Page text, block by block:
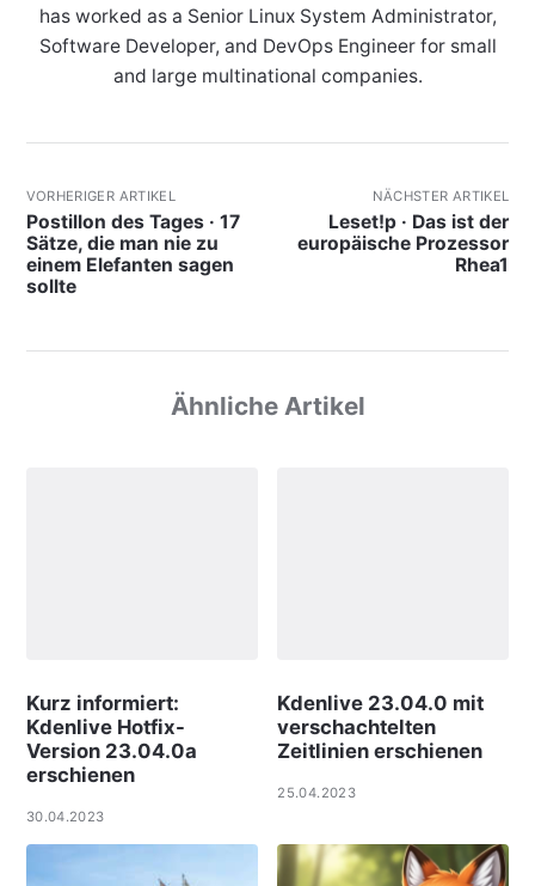
has worked as a Senior Linux System Administrator,
Software Developer, and DevOps Engineer for small
and large multinational companies.
VORHERIGER ARTIKEL
Postillon des Tages · 17
Sätze, die man nie zu
einem Elefanten sagen
sollte
NÄCHSTER ARTIKEL
Leset!p · Das ist der
europäische Prozessor
Rhea1
Ähnliche Artikel
Kurz informiert:
Kdenlive Hotfix-
Version 23.04.0a
erschienen
30.04.2023
Kdenlive 23.04.0 mit
verschachtelten
Zeitlinien erschienen
25.04.2023